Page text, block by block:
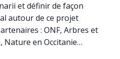
et définir de façon
autour de ce projet
: ONF, Arbres et
Nature en Occitanie…